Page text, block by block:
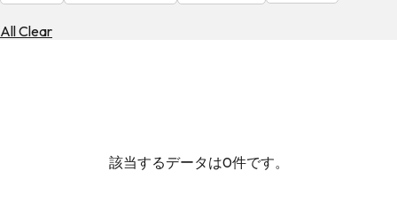
All Clear
該当するデータは0件です。